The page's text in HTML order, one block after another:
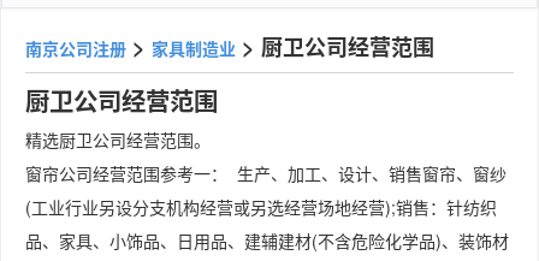
南京公司注册 > 家具制造业 > 厨卫公司经营范围
厨卫公司经营范围
精选厨卫公司经营范围。
窗帘公司经营范围参考一： 生产、加工、设计、销售窗帘、窗纱
(工业行业另设分支机构经营或另选经营场地经营);销售：针纺织
品、家具、小饰品、日用品、建辅建材(不含危险化学品)、装饰材